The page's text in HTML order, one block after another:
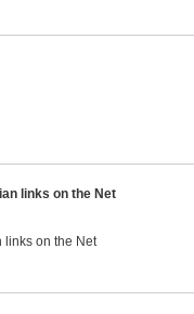
links on the Net
links on the Net